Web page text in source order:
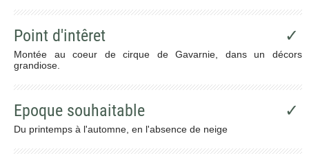
Point d'intêret ✓
Montée au coeur de cirque de Gavarnie, dans un décors
grandiose.
Epoque souhaitable ✓
Du printemps à l'automne, en l'absence de neige